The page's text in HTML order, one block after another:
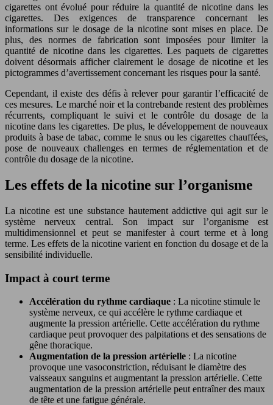
cigarettes ont évolué pour réduire la quantité de nicotine dans les
cigarettes. Des exigences de transparence concernant les
informations sur le dosage de la nicotine sont mises en place. De
plus, des normes de fabrication sont imposées pour limiter la
quantité de nicotine dans les cigarettes. Les paquets de cigarettes
doivent désormais afficher clairement le dosage de nicotine et les
pictogrammes d’avertissement concernant les risques pour la santé.
Cependant, il existe des défis à relever pour garantir l’efficacité de
ces mesures. Le marché noir et la contrebande restent des problèmes
récurrents, compliquant le suivi et le contrôle du dosage de la
nicotine dans les cigarettes. De plus, le développement de nouveaux
produits à base de tabac, comme le snus ou les cigarettes chauffées,
pose de nouveaux challenges en termes de réglementation et de
contrôle du dosage de la nicotine.
Les effets de la nicotine sur l’organisme
La nicotine est une substance hautement addictive qui agit sur le
système nerveux central. Son impact sur l’organisme est
multidimensionnel et peut se manifester à court terme et à long
terme. Les effets de la nicotine varient en fonction du dosage et de la
sensibilité individuelle.
Impact à court terme
Accélération du rythme cardiaque : La nicotine stimule le
système nerveux, ce qui accélère le rythme cardiaque et
augmente la pression artérielle. Cette accélération du rythme
cardiaque peut provoquer des palpitations et des sensations de
gêne thoracique.
Augmentation de la pression artérielle : La nicotine
provoque une vasoconstriction, réduisant le diamètre des
vaisseaux sanguins et augmentant la pression artérielle. Cette
augmentation de la pression artérielle peut entraîner des maux
de tête et une fatigue générale.